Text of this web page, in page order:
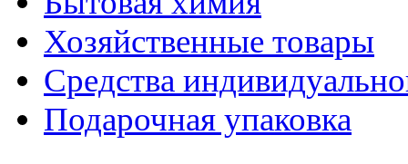
Хозяйственные товары
Средства
Подарочная упаковка